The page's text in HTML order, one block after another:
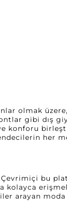
olmak
gibi dış
konforu
her
bu
kolayca
arayan